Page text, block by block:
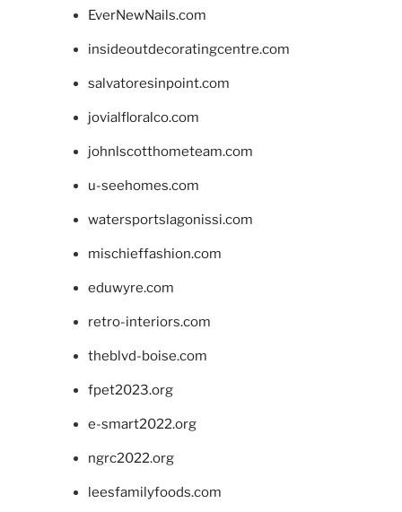
EverNewNails.com
insideoutdecoratingcentre.com
salvatoresinpoint.com
jovialfloralco.com
johnlscotthometeam.com
u-seehomes.com
watersportslagonissi.com
mischieffashion.com
eduwyre.com
retro-interiors.com
theblvd-boise.com
fpet2023.org
e-smart2022.org
ngrc2022.org
leesfamilyfoods.com